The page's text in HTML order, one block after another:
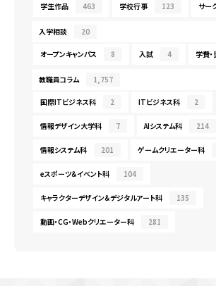
学生作品 463 学校行事 123 サー
入学相談 20
オープンキャンパス 8 入試 4 学費
教職員コラム 1,757
国際ITビジネス科 2 ITビジネス科 2
情報デザイン大学科 7 AIシステム科 214
情報システム科 201 ゲームクリエーター科
eスポーツ＆イベント科 104
キャラクターデザイン＆デジタルアート科 135
動画・CG・Webクリエーター科 281